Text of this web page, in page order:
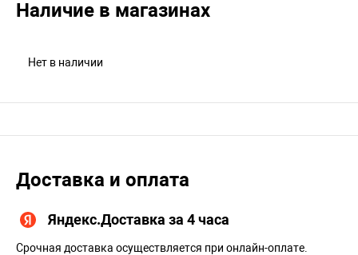
Наличие в магазинах
Нет в наличии
Доставка и оплата
Яндекс.Доставка за 4 часа
Срочная доставка осуществляется при онлайн-оплате.